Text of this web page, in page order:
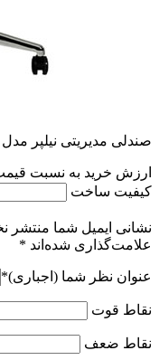
صندلی مدیریتی نیلپر مدل OCM888s
ارزش خرید به نسبت
کیفیت ساخت
نشانی ایمیل شما منتشر
علامت‌گذاری شده‌اند *
عنوان نظر شما (اجباری)*
نقاط قوت
نقاط ضعف